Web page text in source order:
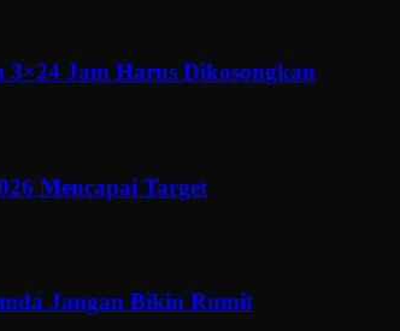
Jam Harus Dikosongkan
Mencapai Target
Jangan Bikin Rumit